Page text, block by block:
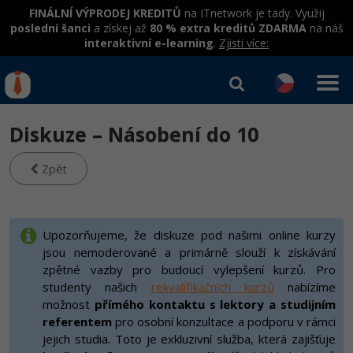
FINÁLNÍ VÝPRODEJ KREDITŮ na ITnetwork je tady. Využij
poslední šanci a získej až 80 % extra kreditů ZDARMAna náš
interaktivní e-learning. Zjisti více:
Rekvalifikace a kurzy
hrazené úřadem práce
Umělá inteligence v praxi
Datová analýza v praxi
Školení
Základy programování
Objektové programování - OOP
Umělá inteligence
Školení dle technologií
C# .NET
Java
IT e-learning
Kurzy IT profesí
Programátor WWW aplikací
Senior programátor
Front-end developer
Jak začít?
Java -80%
C#.NET -80%
Přihlásit se| Registrovat
Diskuze – Násobení do 10
Zpět
Upozorňujeme, že diskuze pod našimi online kurzy
jsou nemoderované a primárně slouží k získávání
zpětné vazby pro budoucí vylepšení kurzů. Pro
studenty našich rekvalifikačních kurzů nabízíme
možnost přímého kontaktu s lektory a studijním
referentem pro osobní konzultace a podporu v rámci
jejich studia. Toto je exkluzivní služba, která zajišťuje